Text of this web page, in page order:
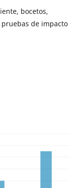
bocetos,
de impacto